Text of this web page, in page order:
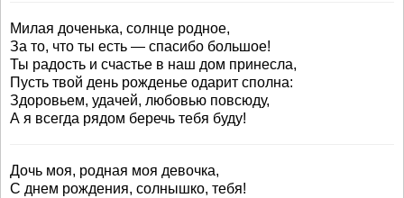
Милая доченька, солнце родное,
За то, что ты есть — спасибо большое!
Ты радость и счастье в наш дом принесла,
Пусть твой день рожденье одарит сполна:
Здоровьем, удачей, любовью повсюду,
А я всегда рядом беречь тебя буду!
Дочь моя, родная моя девочка,
С днем рождения, солнышко, тебя!